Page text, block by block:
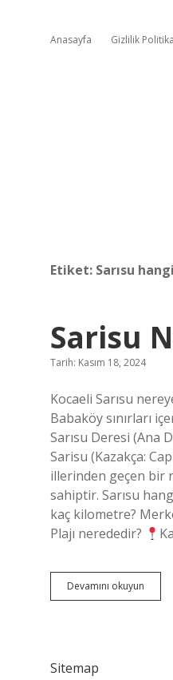
Anasayfa Gizlilik
Etiket: Sarısu
Sarisu
Tarih: Kasım 18, 2024
Kocaeli Sarısu
Babaköy sınırları
Sarısu Deresi (Ana
Sarisu (Kazakça:
illerinden geçen bir
sahiptir. Sarısu
kaç kilometre?
Plajı nerededir?
Devamını okuyun
Nereye
Sitemap